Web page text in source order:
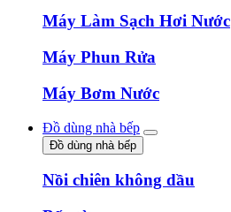
Máy Làm Sạch Hơi Nước
Máy Phun Rửa
Máy Bơm Nước
Đồ dùng nhà bếp
Đồ dùng nhà bếp
Nồi chiên không dầu